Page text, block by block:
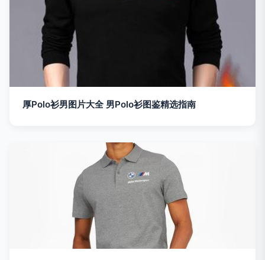
厚Polo衫男图片大全 男Polo衫图鉴精选指南